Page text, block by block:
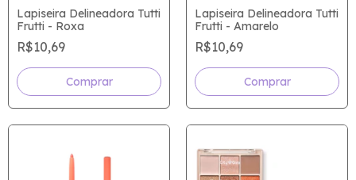
Lapiseira Delineadora Tutti
Frutti - Roxa
R$10,69
Lapiseira Delineadora Tutti
Frutti - Amarelo
R$10,69